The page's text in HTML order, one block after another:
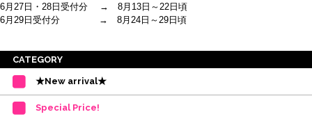
6月27日・28日受付分 → 8月13日～22日頃
6月29日受付分 → 8月24日～29日頃
※ご注意
・受付順に発送を行いますので、日にち指定はお受けできません。上記の期
間を目安として下さい。
(目安は多少ずれこむ場合がございます。)
・在庫の確保は発送の直前に行います。カートに入れて注文完了となって
CATEGORY
★New arrival★
Special Price!